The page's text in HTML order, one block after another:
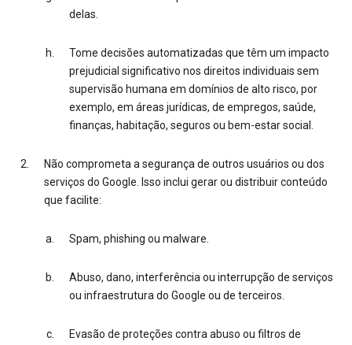
delas.
Tome decisões automatizadas que têm um impacto
prejudicial significativo nos direitos individuais sem
supervisão humana em domínios de alto risco, por
exemplo, em áreas jurídicas, de empregos, saúde,
finanças, habitação, seguros ou bem-estar social.
Não comprometa a segurança de outros usuários ou dos
serviços do Google. Isso inclui gerar ou distribuir conteúdo
que facilite:
Spam, phishing ou malware.
Abuso, dano, interferência ou interrupção de serviços
ou infraestrutura do Google ou de terceiros.
Evasão de proteções contra abuso ou filtros de